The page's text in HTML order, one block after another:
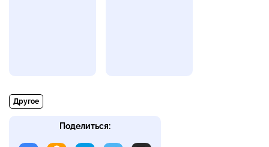
Другое
Поделиться: